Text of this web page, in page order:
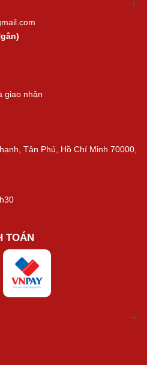
giao nhận
Tân Phú, Hồ Chí Minh 70000,
TOÁN